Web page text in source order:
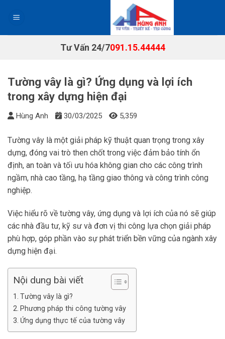
Tư Vấn 24/7091.15.44444
Tường vây là gì? Ứng dụng và lợi ích
trong xây dựng hiện đại
Hùng Anh 30/03/2025 5,359
Tường vây là một giải pháp kỹ thuật quan trọng trong xây
dựng, đóng vai trò then chốt trong việc đảm bảo tính ổn
định, an toàn và tối ưu hóa không gian cho các công trình
ngầm, nhà cao tầng, hạ tầng giao thông và công trình công
nghiệp.
Việc hiểu rõ về tường vây, ứng dụng và lợi ích của nó sẽ giúp
các nhà đầu tư, kỹ sư và đơn vị thi công lựa chọn giải pháp
phù hợp, góp phần vào sự phát triển bền vững của ngành xây
dựng hiện đại.
Nội dung bài viết
Tường vây là gì?
Phương pháp thi công tường vây
Ứng dụng thực tế của tường vây